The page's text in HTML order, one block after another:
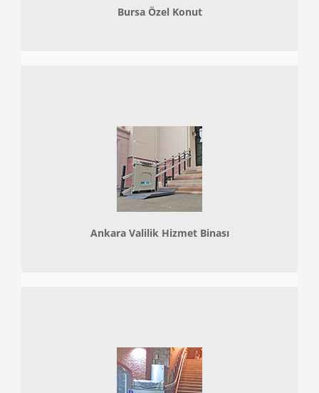
Bursa Özel Konut
Ankara Valilik Hizmet Binası